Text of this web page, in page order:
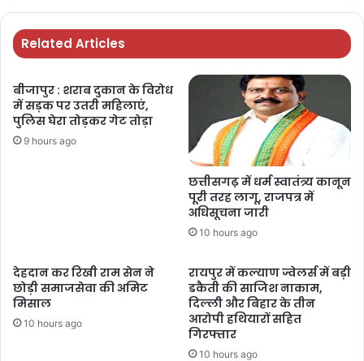
Related Articles
बीजापुर : शराब दुकान के विरोध
में सड़क पर उतरी महिलाएं,
पुलिस घेरा तोड़कर गेट तोड़ा
9 hours ago
छत्तीसगढ़ में धर्म स्वातंत्र्य कानून
पूरी तरह लागू, राजपत्र में
अधिसूचना जारी
10 hours ago
देहदान कर रिखी राम सेन ने
छोड़ी समाजसेवा की अमिट
मिसाल
10 hours ago
रायपुर में कल्याण ज्वेलर्स में बड़ी
डकैती की साजिश नाकाम,
दिल्ली और बिहार के तीन
आरोपी हथियारों सहित
गिरफ्तार
10 hours ago